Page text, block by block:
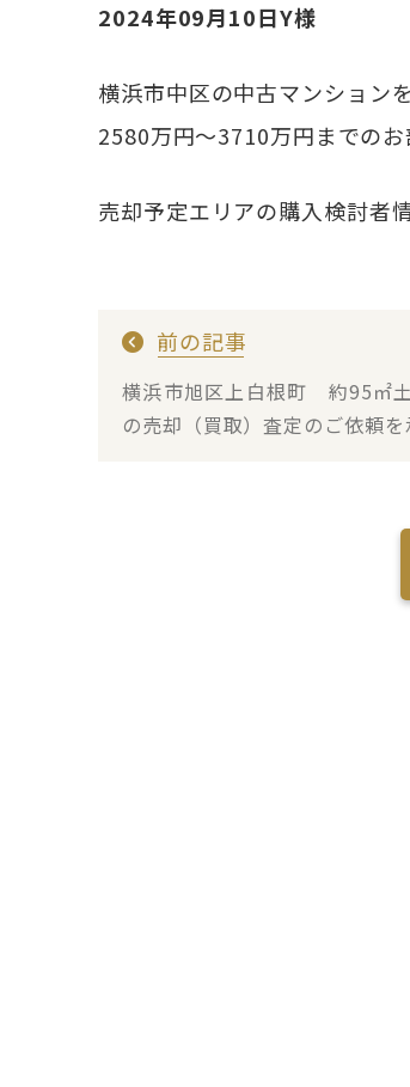
2024年09月10日Y様
横浜市中区の中古マンション
2580万円～3710万円までのお
売却予定エリアの購入検討者
前の記事
横浜市旭区上白根町 約95㎡土
の売却（買取）査定のご依頼